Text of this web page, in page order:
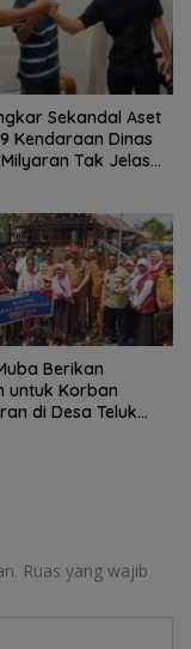
Sekandal Aset
Kendaraan Dinas
Tak Jelas
Berikan
untuk Korban
di Desa Teluk
Ruas yang wajib